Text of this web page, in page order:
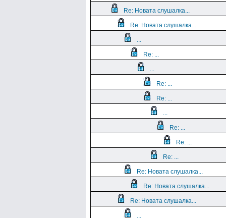
Re: Новата слушалка...
Re: Новата слушалка...
...
Re: ...
...
Re: ...
Re: ...
...
Re: ...
Re: ...
Re: ...
Re: Новата слушалка...
Re: Новата слушалка...
Re: Новата слушалка...
...